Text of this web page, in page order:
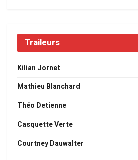
Traileurs
Kilian Jornet
Mathieu Blanchard
Théo Detienne
Casquette Verte
Courtney Dauwalter